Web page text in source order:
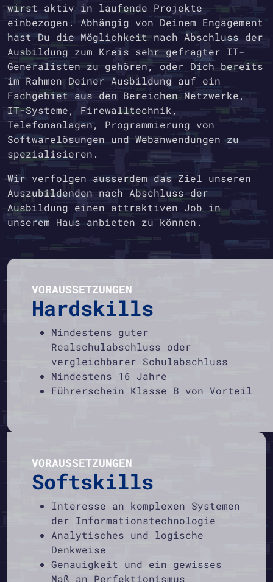
wirst aktiv in laufende Projekte
einbezogen. Abhängig von Deinem Engagement
hast Du die Möglichkeit nach Abschluss der
Ausbildung zum Kreis sehr gefragter IT-
Generalisten zu gehören, oder Dich bereits
im Rahmen Deiner Ausbildung auf ein
Fachgebiet aus den Bereichen Netzwerke,
IT-Systeme, Firewalltechnik,
Telefonanlagen, Programmierung von
Softwarelösungen und Webanwendungen zu
spezialisieren.
Wir verfolgen ausserdem das Ziel unseren
Auszubildenden nach Abschluss der
Ausbildung einen attraktiven Job in
unserem Haus anbieten zu können.
VORAUSSETZUNGEN
Hardskills
Mindestens guter
Realschulabschluss oder
vergleichbarer Schulabschluss
Mindestens 16 Jahre
Führerschein Klasse B von Vorteil
VORAUSSETZUNGEN
Softskills
Interesse an komplexen Systemen
der Informationstechnologie
Analytisches und logische
Denkweise
Genauigkeit und ein gewisses
Maß an Perfektionismus